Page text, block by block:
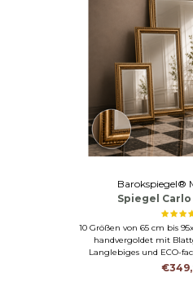
Barokspiegel®
Spiegel
10 Größen von 65 cm bis
handvergoldet mit
Langlebiges und ECO-